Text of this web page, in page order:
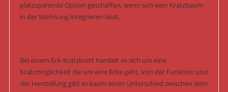
platzsparende Option geschaffen, wenn sich kein Kratzbaum
in der Wohnung integrieren lässt.
Bei einem Eck-Kratzbrett handelt es sich um eine
Kratzmöglichkeit die um eine Ecke geht. Von der Funktion und
der Herstellung gibt es kaum einen Unterschied zwischen dem